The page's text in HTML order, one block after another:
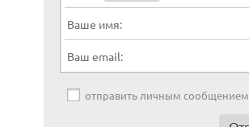
Ваше имя:
Ваш email:
отправить личным сообщением